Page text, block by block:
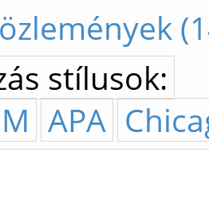
stílusok:
APA